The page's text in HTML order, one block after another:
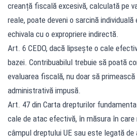
creanță fiscală excesivă, calculată pe
reale, poate deveni o sarcină
echivala cu o expropriere indirectă.
Art. 6 CEDO, dacă lipsește o cale
bazei. Contribuabilul trebuie să poată
evaluarea fiscală, nu doar să primească
administrativă impusă.
Art. 47 din Carta drepturilor
cale de atac efectivă, în măsura în
câmpul dreptului UE sau este legată de